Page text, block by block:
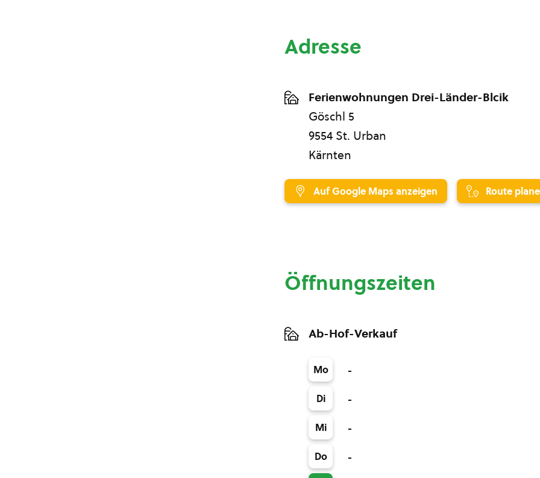
Adresse
Ferienwohnungen Drei-Länder-Blcik
Göschl 5
9554 St. Urban
Kärnten
Auf Google Maps anzeigen Route
Öffnungszeiten
Ab-Hof-Verkauf
Mo -
Di -
Mi -
Do -